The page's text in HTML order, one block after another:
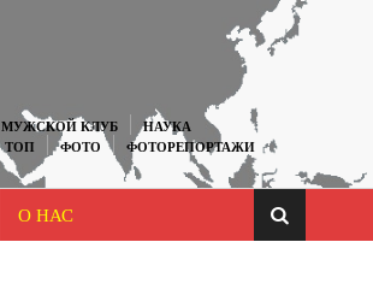
МУЖСКОЙ КЛУБ
НАУКА
ТОП ФОТО
ФОТОРЕПОРТАЖИ
О НАС